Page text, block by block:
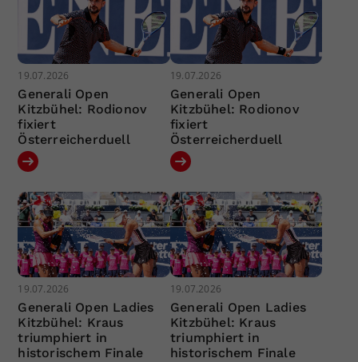
19.07.2026
Generali Open
Kitzbühel: Rodionov
fixiert
Österreicherduell
19.07.2026
Generali Open
Kitzbühel: Rodionov
fixiert
Österreicherduell
19.07.2026
Generali Open Ladies
Kitzbühel: Kraus
triumphiert in
historischem Finale
19.07.2026
Generali Open Ladies
Kitzbühel: Kraus
triumphiert in
historischem Finale